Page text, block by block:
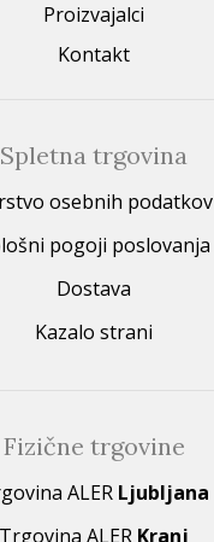
Proizvajalci
Kontakt
Spletna trgovina
osebnih podatkov
pogoji poslovanja
Dostava
Kazalo strani
Fizične trgovine
ALER Ljubljana
Trgovina ALER Kranj